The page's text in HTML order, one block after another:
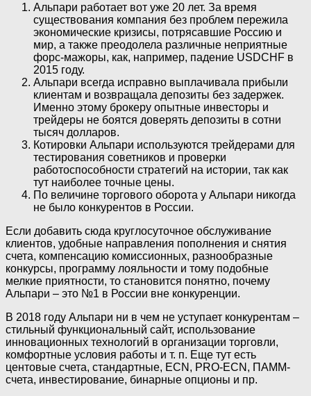
Альпари работает вот уже 20 лет. За время
существования компания без проблем пережила
экономические кризисы, потрясавшие Россию и
мир, а также преодолела различные неприятные
форс-мажоры, как, например, падение USDCHF в
2015 году.
Альпари всегда исправно выплачивала прибыли
клиентам и возвращала депозиты без задержек.
Именно этому брокеру опытные инвесторы и
трейдеры не боятся доверять депозиты в сотни
тысяч долларов.
Котировки Альпари используются трейдерами для
тестирования советников и проверки
работоспособности стратегий на истории, так как
тут наиболее точные цены.
По величине торгового оборота у Альпари никогда
не было конкурентов в России.
Если добавить сюда круглосуточное обслуживание
клиентов, удобные направления пополнения и снятия
счета, компенсацию комиссионных, разнообразные
конкурсы, программу лояльности и тому подобные
мелкие приятности, то становится понятно, почему
Альпари – это №1 в России вне конкуренции.
В 2018 году Альпари ни в чем не уступает конкурентам –
стильный функциональный сайт, использование
инновационных технологий в организации торговли,
комфортные условия работы и т. п. Еще тут есть
центовые счета, стандартные, ECN, PRO-ECN, ПАММ-
счета, инвестирование, бинарные опционы и пр.